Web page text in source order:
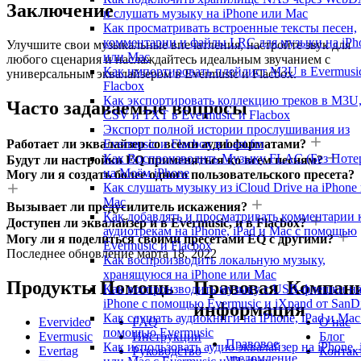
и слушать музыку на iPhone или Mac
Как просматривать встроенные тексты песен,
комментарии и файлы LRC для музыки на
или Mac
Как импортировать плейлист M3U в
Flacbox
Как экспортировать коллекцию треков в M3U,
CSV и TXT в Evermusic и Flacbox
Экспорт полной истории прослушивания из
Evermusic и Flacbox в Last.fm
Как Воспроизводить Музыку FLAC (Без
на Моём iPhone
Как слушать музыку из iCloud Drive на iPhone
Mac
Как добавлять и просматривать комментарии
аудиотрекам на iPhone, iPad и Mac с помощью
Evermusic и Flacbox
Как воспроизводить локальную музыку,
хранящуюся на iPhone или Mac
Как воспроизводить музыку с USB-флешки на
iPhone с помощью Evermusic и iXpand от
Как слушать аудиокниги на iPhone, iPad и
помощью Evermusic
Как использовать аудио эквалайзер на iPhone,
Заключение
Улучшите свои музыкальные впечатления, настройте звук для
любого сценария и наслаждайтесь идеальным звучанием с
универсальным эквалайзером в Evermusic и Flacbox.
Часто задаваемые вопросы
Работает ли эквалайзер со всеми аудиоформатами?
Будут ли настройки EQ применяться ко всем песням?
Могу ли я создать более одного пользовательского пресета?
Вызывает ли предусилитель искажения?
Доступен ли эквалайзер и в Evermusic, и в Flacbox?
Могу ли я поделиться своими пресетами EQ с другими?
Последнее обновлениемарта 18, 2022
Продукты
Evervideo
Evermusic
Evertag
Помощь
FAQ
Инструкции
Руководство
Правовая
информация
Правовое
уведомление
О нас
Блог